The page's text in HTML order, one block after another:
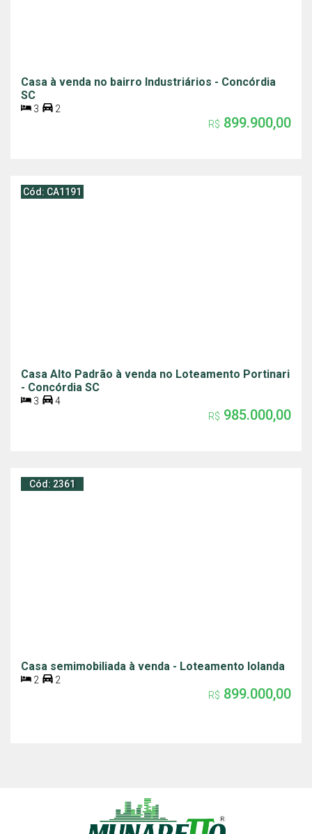
Casa à venda no bairro Industriários - Concórdia
SC
3
2
R$ 899.900,00
Cód: CA1191
Casa Alto Padrão à venda no Loteamento Portinari
- Concórdia SC
3
4
R$ 985.000,00
Cód: 2361
Casa semimobiliada à venda - Loteamento Iolanda
2
2
R$ 899.000,00